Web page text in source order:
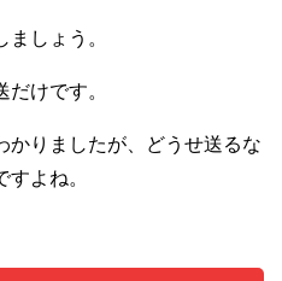
しょう。
けです。
かりましたが、どうせ送るな
よね。